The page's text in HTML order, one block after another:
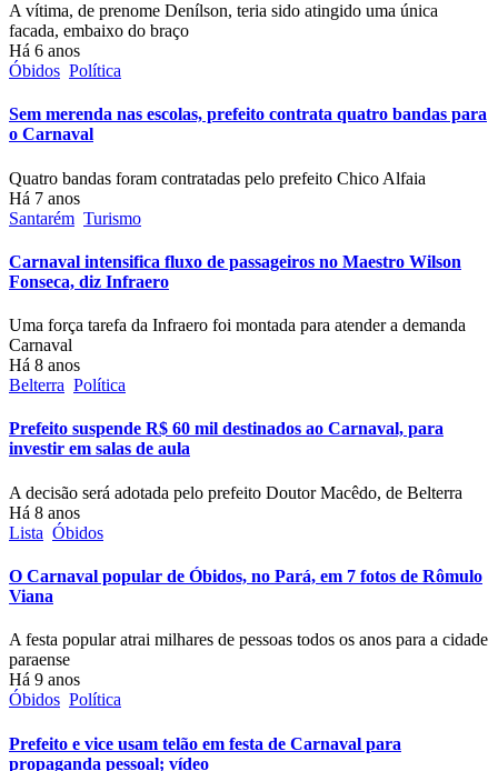
A vítima, de prenome Denílson, teria sido atingido uma única
facada, embaixo do braço
Há 6 anos
Óbidos Política
Sem merenda nas escolas, prefeito contrata quatro bandas para
o Carnaval
Quatro bandas foram contratadas pelo prefeito Chico Alfaia
Há 7 anos
Santarém Turismo
Carnaval intensifica fluxo de passageiros no Maestro Wilson
Fonseca, diz Infraero
Uma força tarefa da Infraero foi montada para atender a demanda
Carnaval
Há 8 anos
Belterra Política
Prefeito suspende R$ 60 mil destinados ao Carnaval, para
investir em salas de aula
A decisão será adotada pelo prefeito Doutor Macêdo, de Belterra
Há 8 anos
Lista Óbidos
O Carnaval popular de Óbidos, no Pará, em 7 fotos de Rômulo
Viana
A festa popular atrai milhares de pessoas todos os anos para a cidade
paraense
Há 9 anos
Óbidos Política
Prefeito e vice usam telão em festa de Carnaval para
propaganda pessoal; vídeo